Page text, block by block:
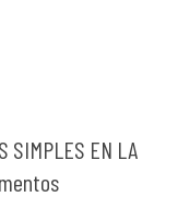
SIMPLES EN LA